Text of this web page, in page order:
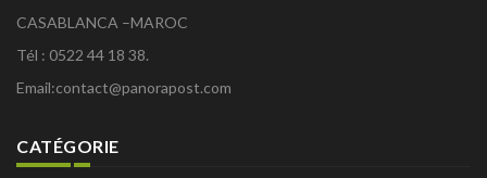
CASABLANCA –MAROC
Tél : 0522 44 18 38.
Email:contact@panorapost.com
CATÉGORIE